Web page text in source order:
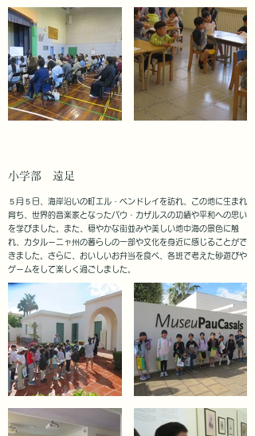
小学部 遠足
５月５日、海岸沿いの町エル・ベンドレイを訪れ、この地に生まれ
育ち、世界的音楽家となったパウ・カザルスの功績や平和への思い
を学びました。また、穏やかな街並みや美しい地中海の景色に触
れ、カタルーニャ州の暮らしの一部や文化を身近に感じることがで
きました。さらに、おいしいお弁当を食べ、各班で考えた砂遊びや
ゲームをして楽しく過ごしました。